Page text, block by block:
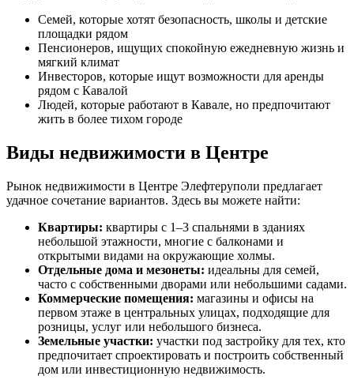
Семей, которые хотят безопасность, школы и детские
площадки рядом
Пенсионеров, ищущих спокойную ежедневную жизнь и
мягкий климат
Инвесторов, которые ищут возможности для аренды
рядом с Кавалой
Людей, которые работают в Кавале, но предпочитают
жить в более тихом городе
Виды недвижимости в Центре
Рынок недвижимости в Центре Элефтеруполи предлагает
удачное сочетание вариантов. Здесь вы можете найти:
Квартиры: квартиры с 1–3 спальнями в зданиях
небольшой этажности, многие с балконами и
открытыми видами на окружающие холмы.
Отдельные дома и мезонеты: идеальны для семей,
часто с собственными дворами или небольшими садами.
Коммерческие помещения: магазины и офисы на
первом этаже в центральных улицах, подходящие для
розницы, услуг или небольшого бизнеса.
Земельные участки: участки под застройку для тех, кто
предпочитает спроектировать и построить собственный
дом или инвестиционную недвижимость.